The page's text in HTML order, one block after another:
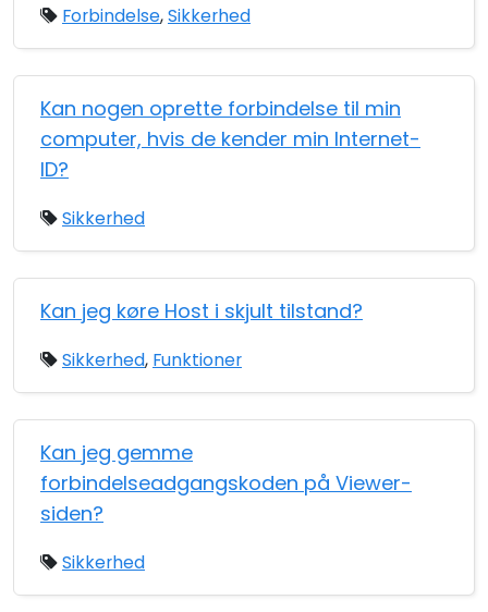
Forbindelse,Sikkerhed
Kan nogen oprette forbindelse til min
computer, hvis de kender min Internet-
ID?
Sikkerhed
Kan jeg køre Host i skjult tilstand?
Sikkerhed, Funktioner
Kan jeg gemme
forbindelseadgangskoden på Viewer-
siden?
Sikkerhed